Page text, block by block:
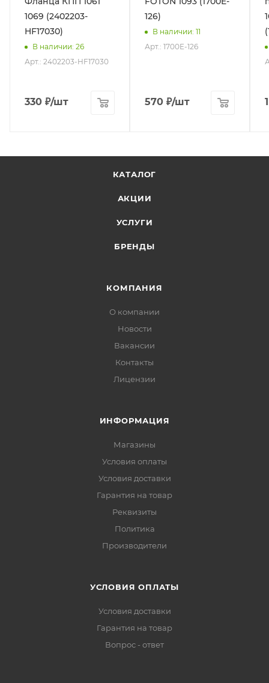
1069 (2402203-
HF17030)
В наличии: 26
Арт.: 2402203-HF17030
330 ₽/шт
126)
В наличии: 11
Арт.: 1700E-126
570 ₽/шт
КАТАЛОГ
АКЦИИ
УСЛУГИ
БРЕНДЫ
КОМПАНИЯ
О компании
Новости
Вакансии
Контакты
Лицензии
ИНФОРМАЦИЯ
Магазины
Условия оплаты
Условия доставки
Гарантия на товар
Реквизиты
Политика
Производители
УСЛОВИЯ ОПЛАТЫ
Условия доставки
Гарантия на товар
Вопрос - ответ